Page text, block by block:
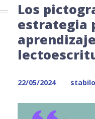
Los
estrategia
22/05/2024 stabilo